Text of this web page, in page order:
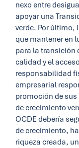
nexo entre
apoyar una
verde. Por último,
que mantener en
para la transición
calidad y el
responsabilidad
empresarial
promoción de
de crecimiento
OCDE debería
de crecimiento,
riqueza creada,